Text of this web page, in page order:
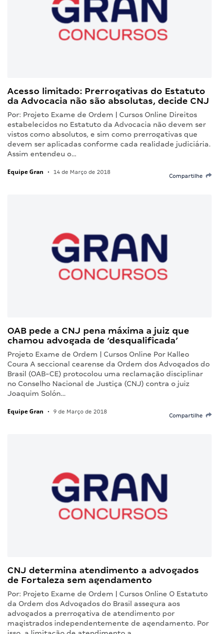
Acesso limitado: Prerrogativas do Estatuto
da Advocacia não são absolutas, decide CNJ
Por: Projeto Exame de Ordem | Cursos Online Direitos
estabelecidos no Estatuto da Advocacia não devem ser
vistos como absolutos, e sim como prerrogativas que
devem ser aplicadas conforme cada realidade judiciária.
Assim entendeu o…
Equipe Gran • 14 de Março de 2018
Compartilhe
OAB pede a CNJ pena máxima a juiz que
chamou advogada de ‘desqualificada’
Projeto Exame de Ordem | Cursos Online Por Kalleo
Coura A seccional cearense da Ordem dos Advogados do
Brasil (OAB-CE) protocolou uma reclamação disciplinar
no Conselho Nacional de Justiça (CNJ) contra o juiz
Joaquim Solón…
Equipe Gran • 9 de Março de 2018
Compartilhe
CNJ determina atendimento a advogados
de Fortaleza sem agendamento
Por: Projeto Exame de Ordem | Cursos Online O Estatuto
da Ordem dos Advogados do Brasil assegura aos
advogados a prerrogativa de atendimento por
magistrados independentemente de agendamento. Por